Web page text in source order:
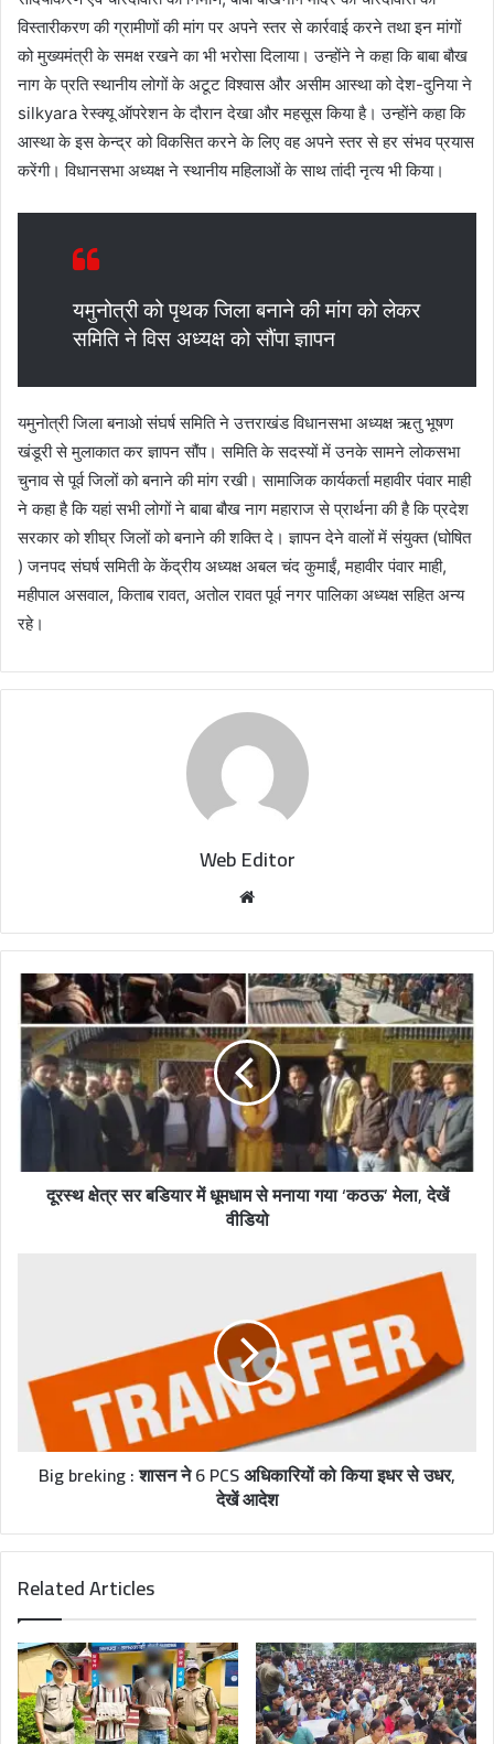
विस्तारीकरण की ग्रामीणों की मांग पर अपने स्तर से कार्रवाई करने तथा इन मांगों
को मुख्यमंत्री के समक्ष रखने का भी भरोसा दिलाया। उन्होंने ने कहा कि बाबा बौख
नाग के प्रति स्थानीय लोगों के अटूट विश्वास और असीम आस्था को देश-दुनिया ने
silkyara रेस्क्यू ऑपरेशन के दौरान देखा और महसूस किया है। उन्होंने कहा कि
आस्था के इस केन्द्र को विकसित करने के लिए वह अपने स्तर से हर संभव प्रयास
करेंगी। विधानसभा अध्यक्ष ने स्थानीय महिलाओं के साथ तांदी नृत्य भी किया।
यमुनोत्री को पृथक जिला बनाने की मांग को लेकर
समिति ने विस अध्यक्ष को सौंपा ज्ञापन
यमुनोत्री जिला बनाओ संघर्ष समिति ने उत्तराखंड विधानसभा अध्यक्ष ऋतु भूषण
खंडूरी से मुलाकात कर ज्ञापन सौंप। समिति के सदस्यों में उनके सामने लोकसभा
चुनाव से पूर्व जिलों को बनाने की मांग रखी। सामाजिक कार्यकर्ता महावीर पंवार माही
ने कहा है कि यहां सभी लोगों ने बाबा बौख नाग महाराज से प्रार्थना की है कि प्रदेश
सरकार को शीघ्र जिलों को बनाने की शक्ति दे। ज्ञापन देने वालों में संयुक्त (घोषित
) जनपद संघर्ष समिती के केंद्रीय अध्यक्ष अबल चंद कुमाईं, महावीर पंवार माही,
महीपाल असवाल, किताब रावत, अतोल रावत पूर्व नगर पालिका अध्यक्ष सहित अन्य
रहे।
Web Editor
b
s
i
t
e
दूरस्थ क्षेत्र सर बडियार में धूमधाम से मनाया गया ‘कठऊ’ मेला, देखें
वीडियो
Big breking : शासन ने 6 PCS अधिकारियों को किया इधर से उधर,
देखें आदेश
Related Articles